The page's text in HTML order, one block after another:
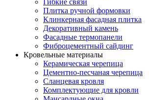
Гибкие связи
Плитка ручной формовки
Клинкерная фасадная плитка
Декоративный камень
Фасадные термопанели
Фиброцементный сайдинг
Кровельные материалы
Керамическая черепица
Цементно-песчаная черепица
Сланцевая кровля
Комплектующие для кровли